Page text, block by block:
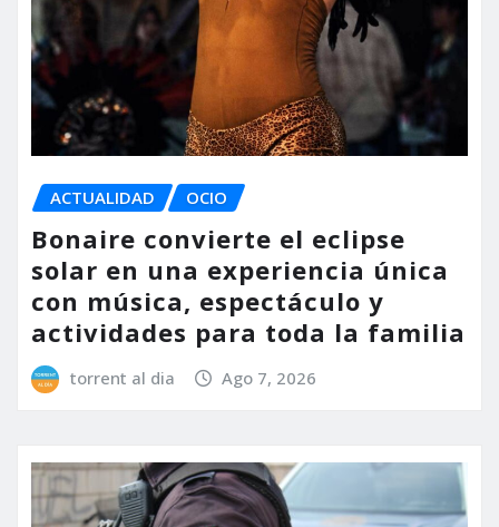
ACTUALIDAD OCIO
Bonaire convierte el eclipse
solar en una experiencia única
con música, espectáculo y
actividades para toda la familia
torrent al dia Ago 7, 2026